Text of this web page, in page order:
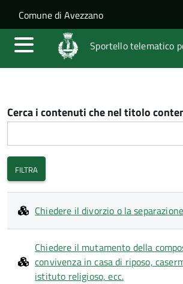
Salta al contenuto principale
Skip to site navigation
Comune di Avezzano
Sportello telematico
Cerca i contenuti che nel titolo
Chiedere il divorzio o la separazione
Chiedere il mutamento della
convivenza in casa di riposo,
istituto religioso, ecc.